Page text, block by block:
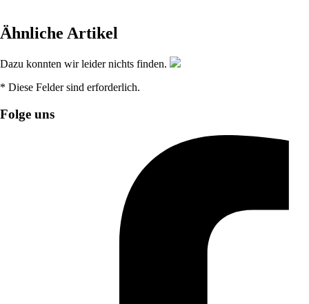
Ähnliche Artikel
Dazu konnten wir leider nichts finden.
* Diese Felder sind erforderlich.
Folge uns